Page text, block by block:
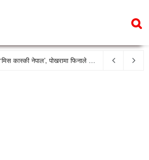
निलक्सणा श्रेष्ठ बनिन् ‘मिस कास्की नेपाल’, पोखरामा फिनाले भव्य रूपमा सम्पन्न